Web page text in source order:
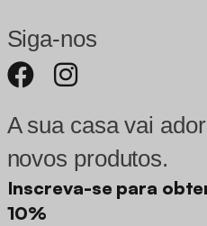
Siga-nos
A sua casa vai
novos produtos.
Inscreva-se para
10%